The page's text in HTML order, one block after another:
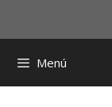
Menú